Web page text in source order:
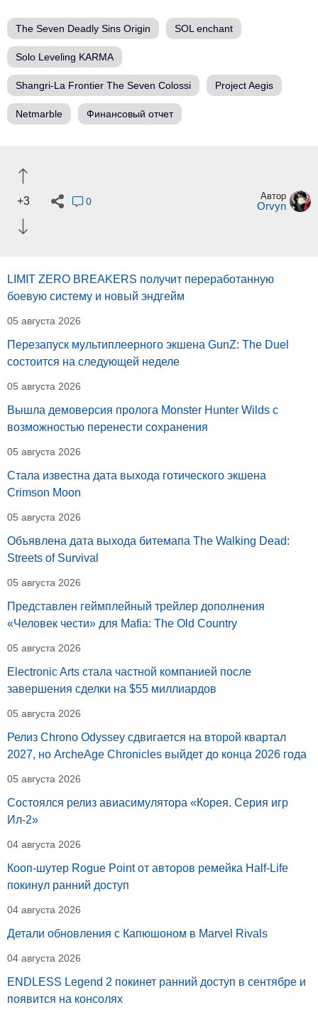
The Seven Deadly Sins Origin SOL enchant
Solo Leveling KARMA
Shangri-La Frontier The Seven Colossi Project Aegis
Netmarble Финансовый отчет
+3 0 Автор
Orvyn
LIMIT ZERO BREAKERS получит переработанную
боевую систему и новый эндгейм
05 августа 2026
Перезапуск мультиплеерного экшена GunZ: The Duel
состоится на следующей неделе
05 августа 2026
Вышла демоверсия пролога Monster Hunter Wilds с
возможностью перенести сохранения
05 августа 2026
Стала известна дата выхода готического экшена
Crimson Moon
05 августа 2026
Объявлена дата выхода битемапа The Walking Dead:
Streets of Survival
05 августа 2026
Представлен геймплейный трейлер дополнения
«Человек чести» для Mafia: The Old Country
05 августа 2026
Electronic Arts стала частной компанией после
завершения сделки на $55 миллиардов
05 августа 2026
Релиз Chrono Odyssey сдвигается на второй квартал
2027, но ArcheAge Chronicles выйдет до конца 2026 года
05 августа 2026
Состоялся релиз авиасимулятора «Корея. Серия игр
Ил-2»
04 августа 2026
Кооп-шутер Rogue Point от авторов ремейка Half-Life
покинул ранний доступ
04 августа 2026
Детали обновления с Капюшоном в Marvel Rivals
04 августа 2026
ENDLESS Legend 2 покинет ранний доступ в сентябре и
появится на консолях